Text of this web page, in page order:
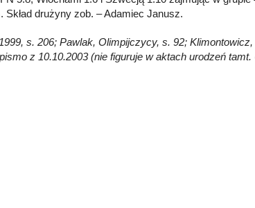
Skład drużyny zob. – Adamiec Janusz.
s. 206; Pawlak, Olimpijczycy, s. 92;
z 10.10.2003 (nie figuruje w aktach urodzeń